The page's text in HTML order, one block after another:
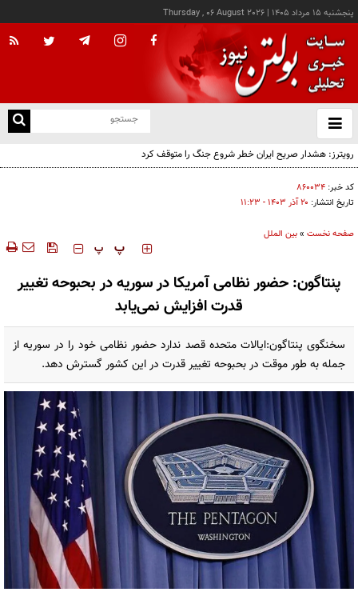
پنجشنبه ۱۵ مرداد ۱۴۰۵ |
Thursday , 06 August 2026
باز
و
رویترز: هشدار صریح ایران خطر شروع جنگ را متوقف کرد
کد خبر: ۸۶۰۰۳۴
تاریخ انتشار: ۲۰ آذر ۱۴۰۳ - ۱۱:۲۳
صفحه نخست »بین الملل
‍‍‍ پ پ
پنتاگون: حضور نظامی آمریکا در سوریه در بحبوحه تغییر
قدرت افزایش نمی‌یابد
سخنگوی پنتاگون:ایالات متحده قصد ندارد حضور نظامی خود را در سوریه از
جمله به طور موقت در بحبوحه تغییر قدرت در این کشور گسترش دهد.